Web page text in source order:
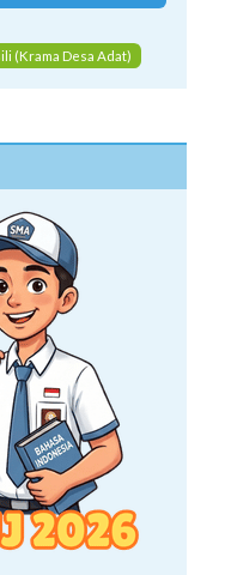
(Krama Desa Adat)